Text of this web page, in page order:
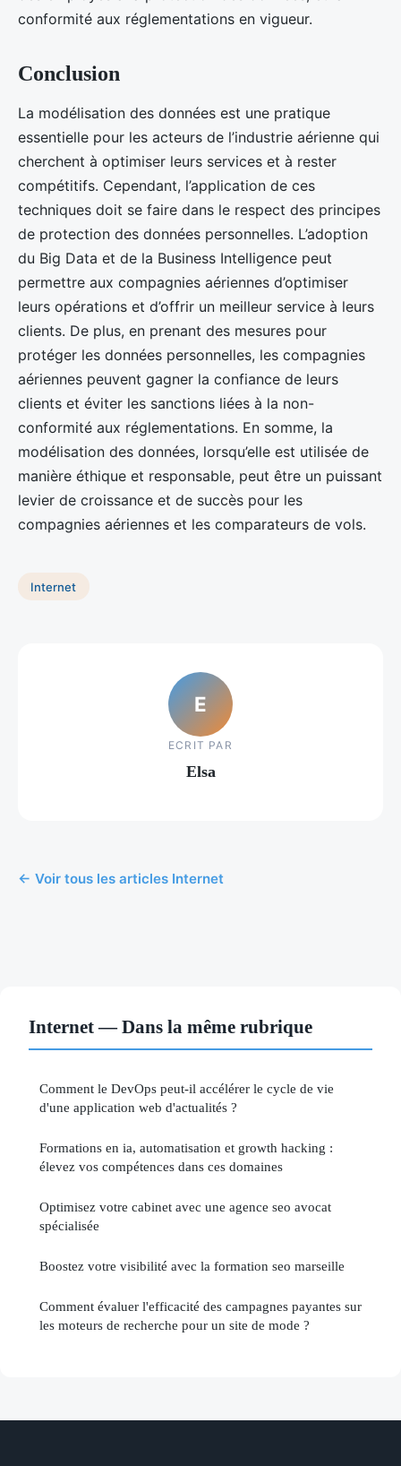
conformité aux réglementations en vigueur.
Conclusion
La modélisation des données est une pratique
essentielle pour les acteurs de l’industrie aérienne qui
cherchent à optimiser leurs services et à rester
compétitifs. Cependant, l’application de ces
techniques doit se faire dans le respect des principes
de protection des données personnelles. L’adoption
du Big Data et de la Business Intelligence peut
permettre aux compagnies aériennes d’optimiser
leurs opérations et d’offrir un meilleur service à leurs
clients. De plus, en prenant des mesures pour
protéger les données personnelles, les compagnies
aériennes peuvent gagner la confiance de leurs
clients et éviter les sanctions liées à la non-
conformité aux réglementations. En somme, la
modélisation des données, lorsqu’elle est utilisée de
manière éthique et responsable, peut être un puissant
levier de croissance et de succès pour les
compagnies aériennes et les comparateurs de vols.
Internet
E
ECRIT PAR
Elsa
← Voir tous les articles Internet
Internet — Dans la même rubrique
Comment le DevOps peut-il accélérer le cycle de vie
d'une application web d'actualités ?
Formations en ia, automatisation et growth hacking :
élevez vos compétences dans ces domaines
Optimisez votre cabinet avec une agence seo avocat
spécialisée
Boostez votre visibilité avec la formation seo marseille
Comment évaluer l'efficacité des campagnes payantes sur
les moteurs de recherche pour un site de mode ?